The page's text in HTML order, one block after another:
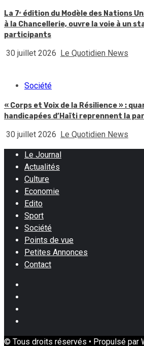
La 7ᵉ édition du Modèle des Nations
à la Chancellerie, ouvre la voie à un
participants
30 juillet 2026 Le Quotidien News
Société
« Corps et Voix de la Résilience » :
handicapées d’Haïti reprennent la
30 juillet 2026 Le Quotidien News
Le Journal
Actualités
Culture
Economie
Edito
Sport
Société
Points de vue
Petites Annonces
Contact
© Tous droits réservés • Propulsé par